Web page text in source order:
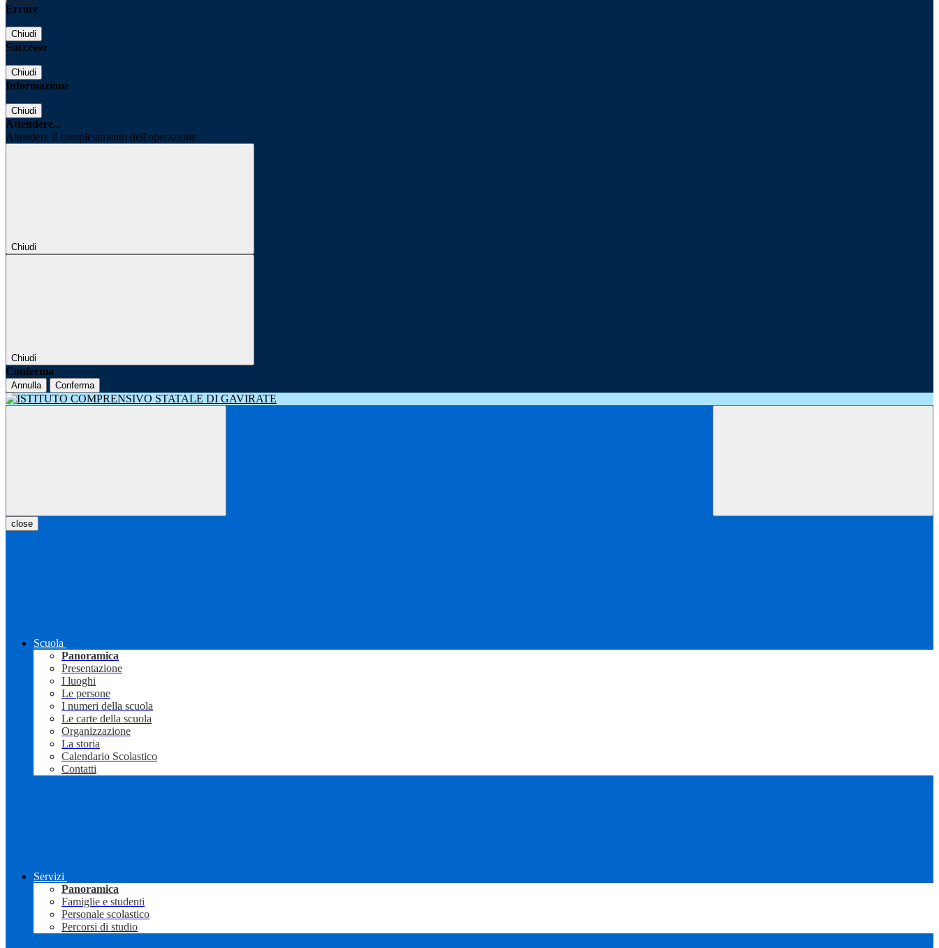
Errore
Chiudi
Successo
Chiudi
Informazione
Chiudi
Attendere...
Attendere il completamento dell'operazione...
Chiudi
Chiudi
Conferma
Annulla Conferma
close
Scuola
Panoramica
Presentazione
I luoghi
Le persone
I numeri della scuola
Le carte della scuola
Organizzazione
La storia
Calendario Scolastico
Contatti
Servizi
Panoramica
Famiglie e studenti
Personale scolastico
Percorsi di studio